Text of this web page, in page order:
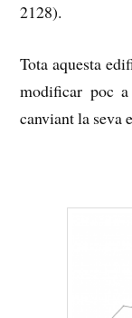
2128).
Tota aquesta
modificar poc
canviant la seva